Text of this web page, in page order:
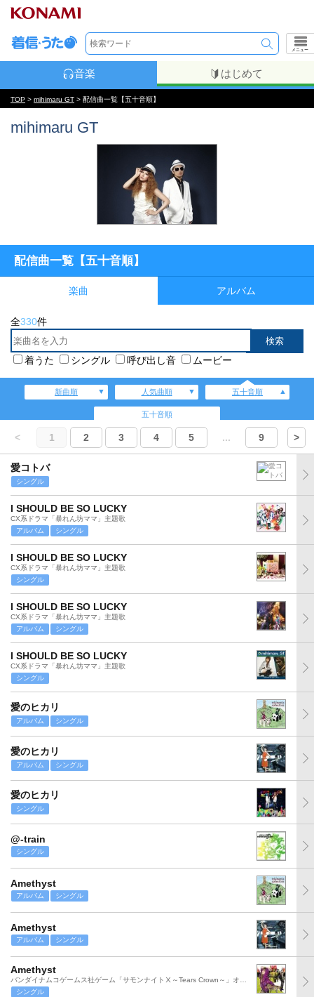
メニュー
音楽 はじめて
TOP > mihimaru GT > 配信曲一覧【五十音順】
mihimaru GT
配信曲一覧【五十音順】
楽曲 アルバム
全330件
着うた シングル 呼び出し音 ムービー
新曲順 人気曲順 五十音順
五十音順
< 1 2 3 4 5 ... 9 >
愛コトバ
シングル
I SHOULD BE SO LUCKY
CX系ドラマ「暴れん坊ママ」主題歌
アルバム
シングル
I SHOULD BE SO LUCKY
CX系ドラマ「暴れん坊ママ」主題歌
シングル
I SHOULD BE SO LUCKY
CX系ドラマ「暴れん坊ママ」主題歌
アルバム
シングル
I SHOULD BE SO LUCKY
CX系ドラマ「暴れん坊ママ」主題歌
シングル
愛のヒカリ
アルバム シングル
愛のヒカリ
アルバム シングル
愛のヒカリ
シングル
@-train
シングル
Amethyst
アルバム シングル
Amethyst
アルバム シングル
Amethyst
バンダイナムコゲームス社ゲーム「サモンナイトⅩ～Tears Crown～」オープニング・テーマ
シングル